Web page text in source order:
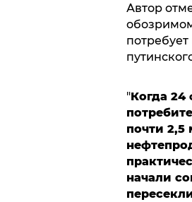
Автор
"Когда 24
почти 2,5
начали